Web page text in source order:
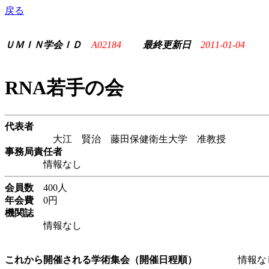
戻る
ＵＭＩＮ学会ＩＤ A02184 最終更新日 2011-01-04
RNA若手の会
代表者
大江 賢治 藤田保健衛生大学 准教授
事務局責任者
情報なし
会員数 400人
年会費 0円
機関誌
情報なし
これから開催される学術集会（開催日程順） 情報な